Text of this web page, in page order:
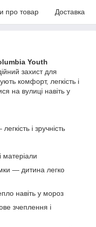
про товар Доставка
Youth
захист для
комфорт, легкість і
на вулиці навіть у
і зручність
матеріали
— дитина легко
навіть у мороз
зчеплення і